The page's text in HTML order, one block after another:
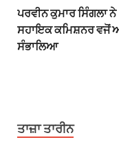
ਪਰਵੀਨ ਕੁਮਾਰ ਸਿੰਗਲਾ ਨੇ
ਸਹਾਇਕ ਕਮਿਸ਼ਨਰ ਵਜੋਂ
ਸੰਭਾਲਿਆ
ਤਾਜ਼ਾ ਤਾਰੀਨ